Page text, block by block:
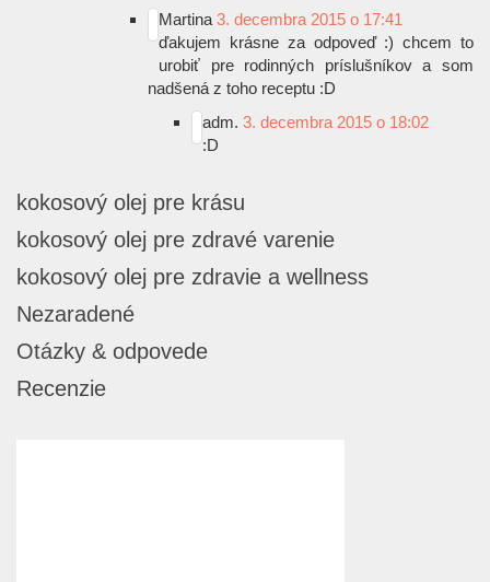
Martina 3. decembra 2015 o 17:41
ďakujem krásne za odpoveď :) chcem to
urobiť pre rodinných príslušníkov a som
nadšená z toho receptu :D
adm. 3. decembra 2015 o 18:02
:D
kokosový olej pre krásu
kokosový olej pre zdravé varenie
kokosový olej pre zdravie a wellness
Nezaradené
Otázky & odpovede
Recenzie